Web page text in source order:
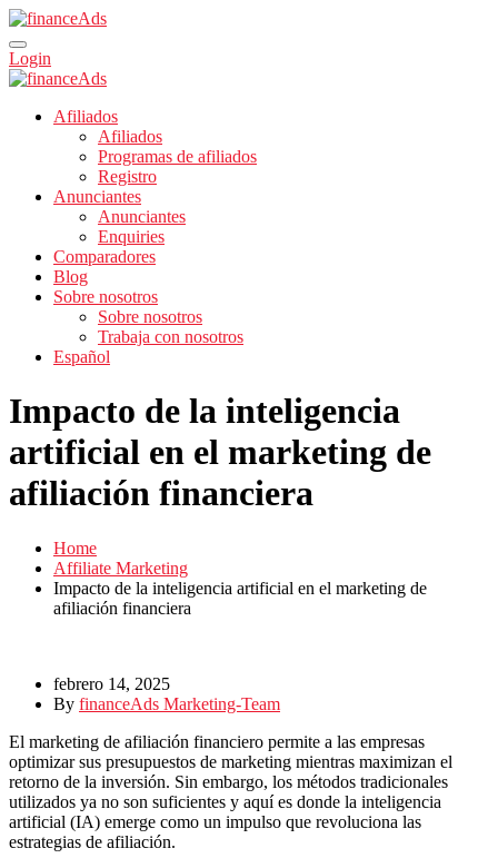
Login
Afiliados
Afiliados
Programas de afiliados
Registro
Anunciantes
Anunciantes
Enquiries
Comparadores
Blog
Sobre nosotros
Sobre nosotros
Trabaja con nosotros
Español
Impacto de la inteligencia
artificial en el marketing de
afiliación financiera
Home
Affiliate Marketing
Impacto de la inteligencia artificial en el marketing de
afiliación financiera
febrero 14, 2025
By financeAds Marketing-Team
El marketing de afiliación financiero permite a las empresas
optimizar sus presupuestos de marketing mientras maximizan el
retorno de la inversión. Sin embargo, los métodos tradicionales
utilizados ya no son suficientes y aquí es donde la inteligencia
artificial (IA) emerge como un impulso que revoluciona las
estrategias de afiliación.